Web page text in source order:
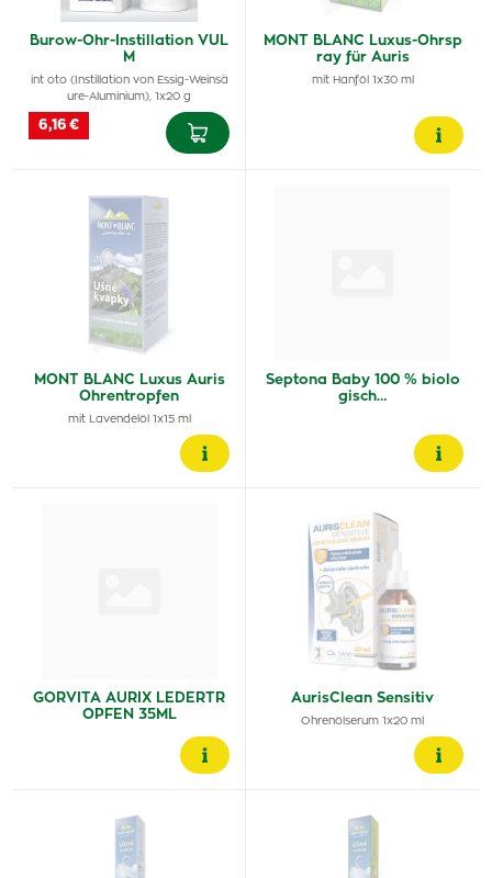
Burow-Ohr-Instillation VUL
M
int oto (Instillation von Essig-Weinsä
ure-Aluminium), 1x20 g
6,16 €
MONT BLANC Luxus-Ohrsp
ray für Auris
mit Hanföl 1x30 ml
MONT BLANC Luxus Auris
Ohrentropfen
mit Lavendelöl 1x15 ml
Septona Baby 100 % biolo
gisch…
GORVITA AURIX LEDERTR
OPFEN 35ML
AurisClean Sensitiv
Ohrenölserum 1x20 ml